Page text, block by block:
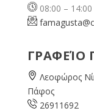
08:00 – 14:00
famagusta@
ΓΡΑΦΕΊΟ
Λεοφώρος
Πάφος
26911692